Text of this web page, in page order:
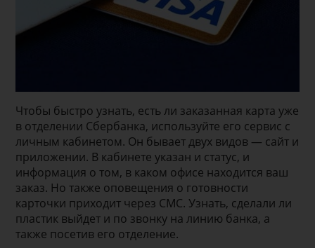
Чтобы быстро узнать, есть ли заказанная карта уже
в отделении Сбербанка, используйте его сервис с
личным кабинетом. Он бывает двух видов — сайт и
приложении. В кабинете указан и статус, и
информация о том, в каком офисе находится ваш
заказ. Но также оповещения о готовности
карточки приходит через СМС. Узнать, сделали ли
пластик выйдет и по звонку на линию банка, а
также посетив его отделение.